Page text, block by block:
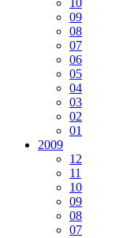
10
09
08
07
06
05
04
03
02
01
2009
12
11
10
09
08
07